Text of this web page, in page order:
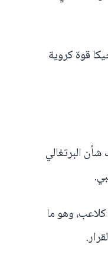
قوة كروية
البرتغالي
كلاعب، وهو ما